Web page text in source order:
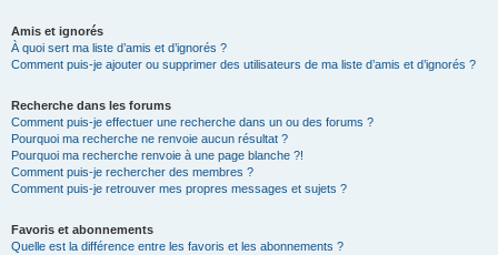
Amis et ignorés
À quoi sert ma liste d’amis et d’ignorés ?
Comment puis-je ajouter ou supprimer des utilisateurs de ma liste d’amis et d’ignorés ?
Recherche dans les forums
Comment puis-je effectuer une recherche dans un ou des forums ?
Pourquoi ma recherche ne renvoie aucun résultat ?
Pourquoi ma recherche renvoie à une page blanche ?!
Comment puis-je rechercher des membres ?
Comment puis-je retrouver mes propres messages et sujets ?
Favoris et abonnements
Quelle est la différence entre les favoris et les abonnements ?